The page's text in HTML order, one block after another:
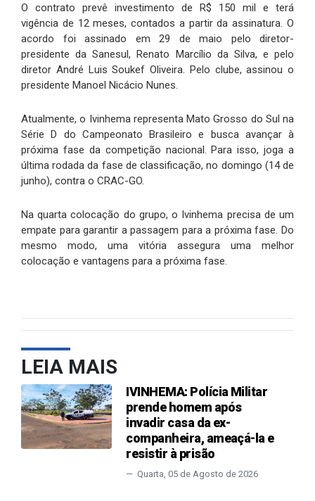
O contrato prevê investimento de R$ 150 mil e terá
vigência de 12 meses, contados a partir da assinatura. O
acordo foi assinado em 29 de maio pelo diretor-
presidente da Sanesul, Renato Marcílio da Silva, e pelo
diretor André Luis Soukef Oliveira. Pelo clube, assinou o
presidente Manoel Nicácio Nunes.
Atualmente, o Ivinhema representa Mato Grosso do Sul na
Série D do Campeonato Brasileiro e busca avançar à
próxima fase da competição nacional. Para isso, joga a
última rodada da fase de classificação, no domingo (14 de
junho), contra o CRAC-GO.
Na quarta colocação do grupo, o Ivinhema precisa de um
empate para garantir a passagem para a próxima fase. Do
mesmo modo, uma vitória assegura uma melhor
colocação e vantagens para a próxima fase.
LEIA MAIS
IVINHEMA: Polícia Militar
prende homem após
invadir casa da ex-
companheira, ameaçá-la e
resistir à prisão
Quarta, 05 de Agosto de 2026